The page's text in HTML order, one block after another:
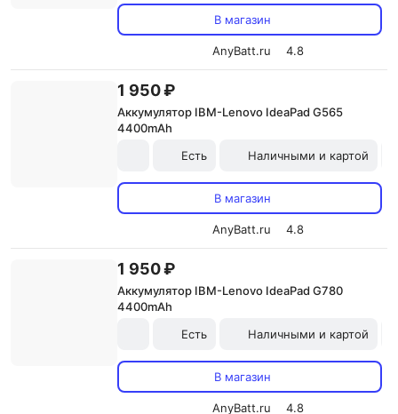
В магазин
AnyBatt.ru 4.8
1 950 ₽
Аккумулятор IBM-Lenovo IdeaPad G565
4400mAh
Есть
Наличными и картой
В магазин
AnyBatt.ru 4.8
1 950 ₽
Аккумулятор IBM-Lenovo IdeaPad G780
4400mAh
Есть
Наличными и картой
В магазин
AnyBatt.ru 4.8